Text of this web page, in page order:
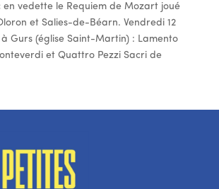
en vedette le Requiem de Mozart joué
et Salies-de-Béarn. Vendredi 12
Gurs (église Saint-Martin) : Lamento
et Quattro Pezzi Sacri de